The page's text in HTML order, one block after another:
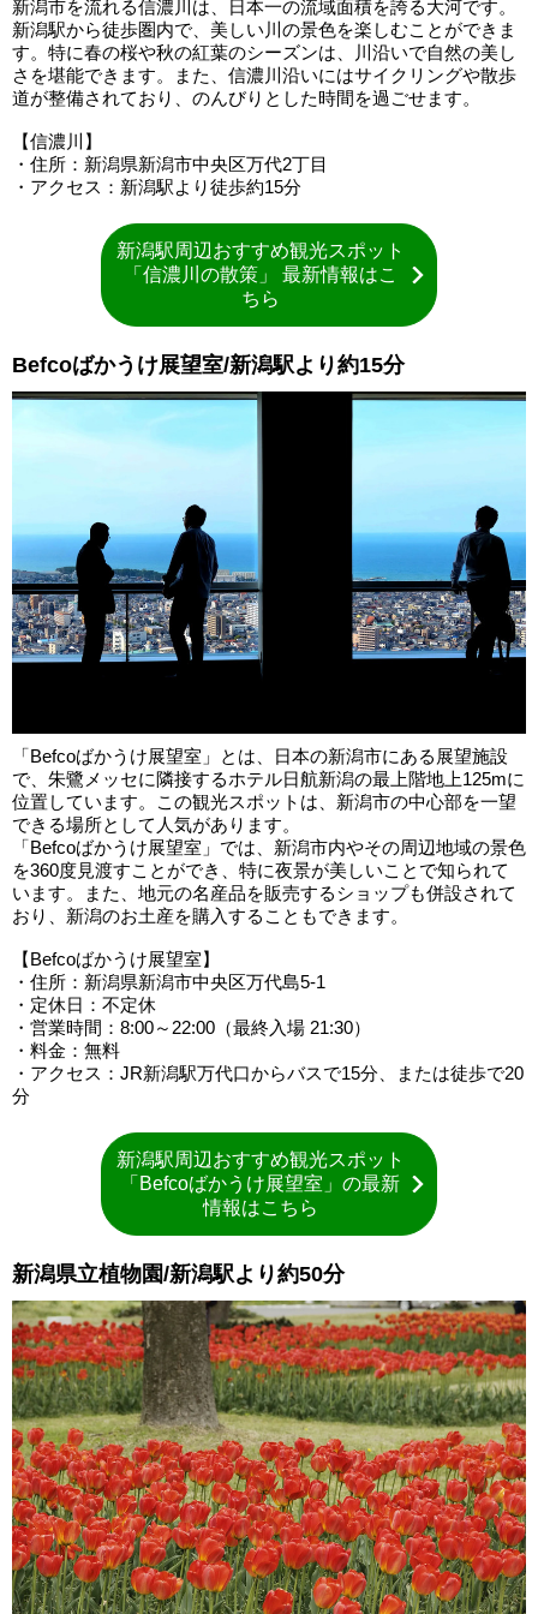
新潟市を流れる信濃川は、日本一の流域面積を誇る大河です。
新潟駅から徒歩圏内で、美しい川の景色を楽しむことができま
す。特に春の桜や秋の紅葉のシーズンは、川沿いで自然の美し
さを堪能できます。また、信濃川沿いにはサイクリングや散歩
道が整備されており、のんびりとした時間を過ごせます。
【信濃川】
・住所：新潟県新潟市中央区万代2丁目
・アクセス：新潟駅より徒歩約15分
新潟駅周辺おすすめ観光スポット
「信濃川の散策」 最新情報はこ
ちら
Befcoばかうけ展望室/新潟駅より約15分
「Befcoばかうけ展望室」とは、日本の新潟市にある展望施設
で、朱鷺メッセに隣接するホテル日航新潟の最上階地上125mに
位置しています。この観光スポットは、新潟市の中心部を一望
できる場所として人気があります。
「Befcoばかうけ展望室」では、新潟市内やその周辺地域の景色
を360度見渡すことができ、特に夜景が美しいことで知られて
います。また、地元の名産品を販売するショップも併設されて
おり、新潟のお土産を購入することもできます。
【Befcoばかうけ展望室】
・住所：新潟県新潟市中央区万代島5-1
・定休日：不定休
・営業時間：8:00～22:00（最終入場 21:30）
・料金：無料
・アクセス：JR新潟駅万代口からバスで15分、または徒歩で20
分
新潟駅周辺おすすめ観光スポット
「Befcoばかうけ展望室」の最新
情報はこちら
新潟県立植物園/新潟駅より約50分